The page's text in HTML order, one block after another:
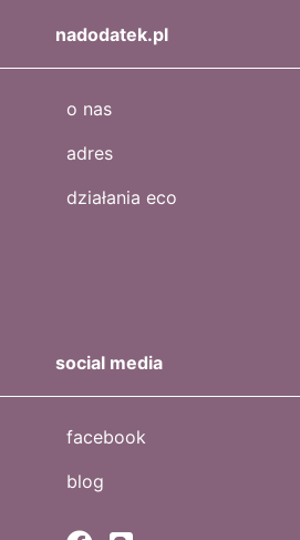
nadodatek.pl
o nas
adres
działania eco
social media
facebook
blog